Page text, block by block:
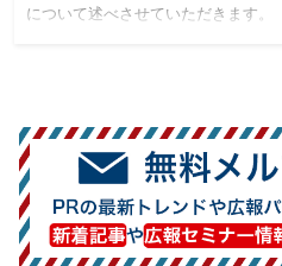
について述べさせていただきます。